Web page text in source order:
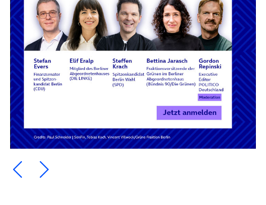
Ein Element zurück blättern
Ein Element weiter blättern